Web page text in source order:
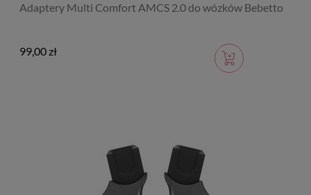
Adaptery Multi Comfort AMCS 2.0 do wózków Bebetto
99,00 zł